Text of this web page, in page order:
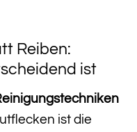
Reiben:
ist
ist die